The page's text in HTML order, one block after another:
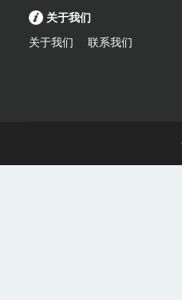
关于我们
关于我们 联系我们